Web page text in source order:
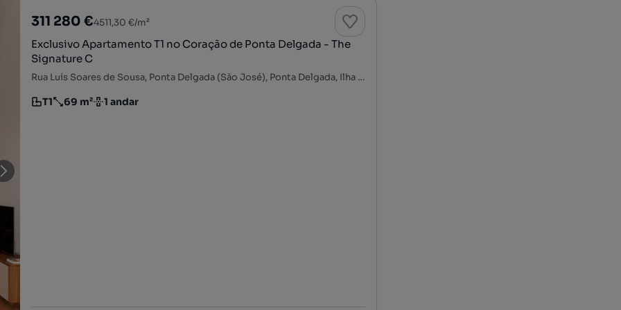
311 280 €4511,30 €/m²
Exclusivo Apartamento T1 no Coração de Ponta Delgada - The
Signature C
Rua Luís Soares de Sousa, Ponta Delgada (São José), Ponta Delgada, Ilha de São Miguel
Tipologia
T1
Preço por metro quadrado
69 m²
Andar 1 andar